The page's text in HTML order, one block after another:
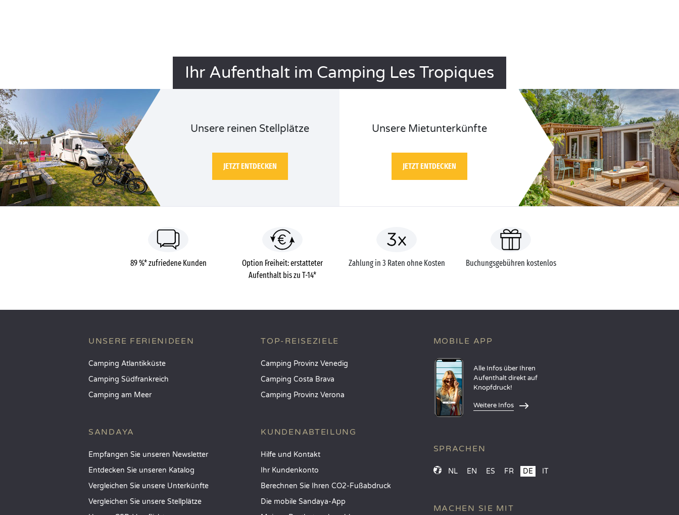
Ihr Aufenthalt im Camping Les Tropiques
Unsere reinen Stellplätze
JETZT ENTDECKEN
Unsere Mietunterkünfte
JETZT ENTDECKEN
89 %* zufriedene Kunden
Option Freiheit: erstatteter
Aufenthalt bis zu T-14*
Zahlung in 3 Raten ohne Kosten Buchungsgebühren kostenlos
UNSERE FERIENIDEEN
Camping Atlantikküste
Camping Südfrankreich
Camping am Meer
SANDAYA
Empfangen Sie unseren Newsletter
Entdecken Sie unseren Katalog
Vergleichen Sie unsere Unterkünfte
Vergleichen Sie unsere Stellplätze
TOP-REISEZIELE
Camping Provinz Venedig
Camping Costa Brava
Camping Provinz Verona
KUNDENABTEILUNG
Hilfe und Kontakt
Ihr Kundenkonto
Berechnen Sie Ihren CO2-Fußabdruck
Die mobile Sandaya-App
MOBILE APP
Alle Infos über Ihren
Aufenthalt direkt auf
Knopfdruck!
Weitere Infos
SPRACHEN
NL EN ES FR DE IT
MACHEN SIE MIT